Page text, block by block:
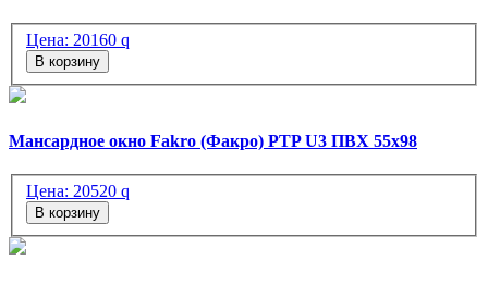
Цена: 20160 q
В корзину
Мансардное окно Fakro (Факро) PTP U3 ПВХ 55х98
Цена: 20520 q
В корзину